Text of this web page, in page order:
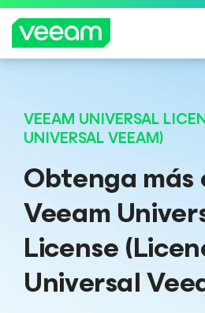
actualización de
MÁS
RMA
CIÓN
Veeam DataAI Command
plataforma. Control total.
EXPLORA AHORA
VEEAM UNIVERSAL
UNIVERSAL VEEAM)
Obtenga más
Veeam
License
Universal